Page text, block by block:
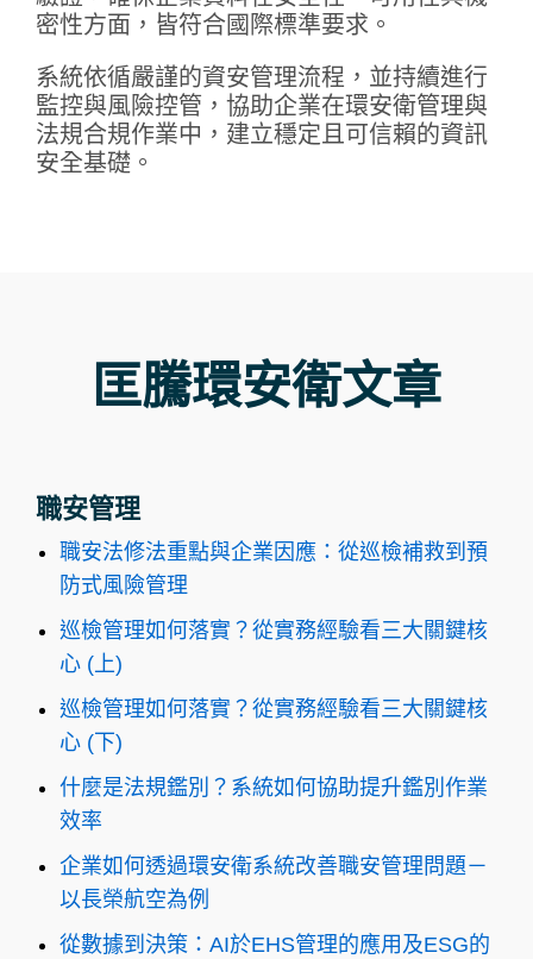
密性方面，皆符合國際標準要求。
系統依循嚴謹的資安管理流程，並持續進行
監控與風險控管，協助企業在環安衛管理與
法規合規作業中，建立穩定且可信賴的資訊
安全基礎。
匡騰環安衛文章
職安管理
職安法修法重點與企業因應：從巡檢補救到預
防式風險管理
巡檢管理如何落實？從實務經驗看三大關鍵核
心 (上)
巡檢管理如何落實？從實務經驗看三大關鍵核
心 (下)
什麼是法規鑑別？系統如何協助提升鑑別作業
效率
企業如何透過環安衛系統改善職安管理問題－
以長榮航空為例
從數據到決策：AI於EHS管理的應用及ESG的